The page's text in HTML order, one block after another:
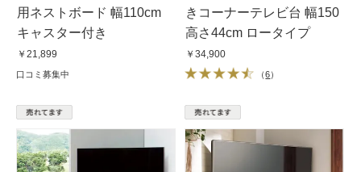
用ネストボード 幅110cm
キャスター付き
￥21,899
口コミ募集中
きコーナーテレビ台 幅150
高さ44cm ロータイプ
￥34,900
（6）